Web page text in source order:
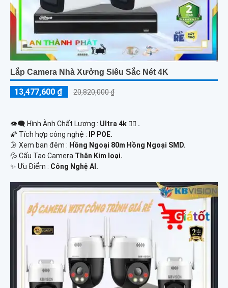
Lắp Camera Nhà Xưởng Siêu Sắc Nét 4K
13,477,600 ₫ 20,820,000 ₫
👁️‍🗨 Hình Ành Chất Lượng : Ultra 4k 👍🏾 .
🌠 Tích hợp công nghệ :
IP POE.
🌛 Xem ban đêm : Hồng Ngoại 80m Hồng Ngoại SMD.
💦 Cấu Tạo Camera Thân Kim loại.
️✨ Ưu Điểm : Công Nghệ AI.